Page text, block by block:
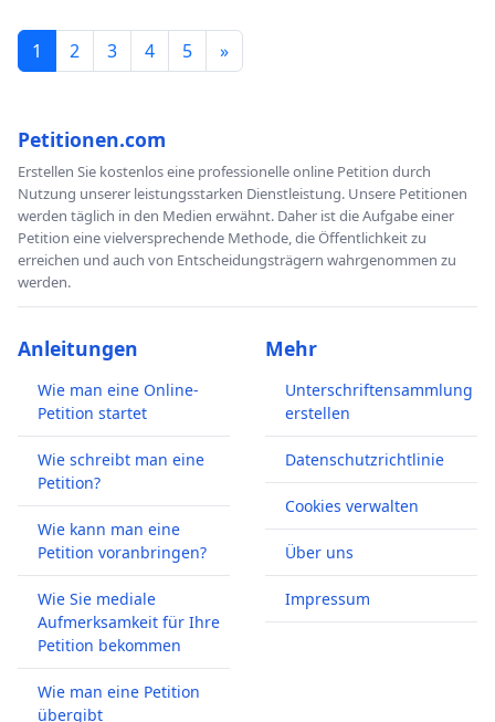
1 2 3 4 5 »
Petitionen.com
Erstellen Sie kostenlos eine professionelle online Petition durch
Nutzung unserer leistungsstarken Dienstleistung. Unsere Petitionen
werden täglich in den Medien erwähnt. Daher ist die Aufgabe einer
Petition eine vielversprechende Methode, die Öffentlichkeit zu
erreichen und auch von Entscheidungsträgern wahrgenommen zu
werden.
Anleitungen
Wie man eine Online-
Petition startet
Wie schreibt man eine
Petition?
Wie kann man eine
Petition voranbringen?
Wie Sie mediale
Aufmerksamkeit für Ihre
Petition bekommen
Wie man eine Petition
übergibt
Mehr
Unterschriftensammlung
erstellen
Datenschutzrichtlinie
Cookies verwalten
Über uns
Impressum